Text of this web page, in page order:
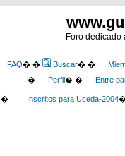
Foro dedicado
FAQ� � Buscar� �
�
Perfil� � Entre
� Inscritos para Uceda-2004